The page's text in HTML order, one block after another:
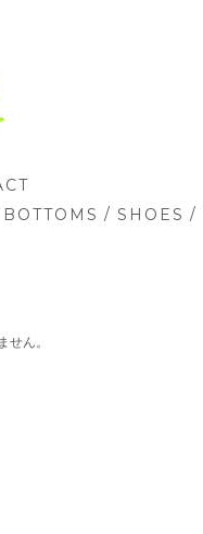
BOTTOMS / SHOES /
せん。